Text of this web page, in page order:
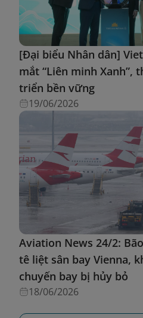
[Đại biểu Nhân dân]
mắt “Liên minh Xanh”,
triển bền vững
19/06/2026
Aviation News 24/2:
tê liệt sân bay Vienna,
chuyến bay bị hủy bỏ
18/06/2026